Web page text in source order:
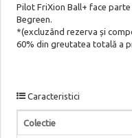
Pilot FriXion Ball+ face
Begreen.
*(excluzând rezerva și
60% din greutatea totală a
Caracteristici
Colectie